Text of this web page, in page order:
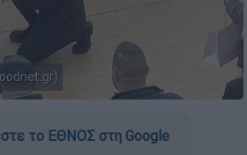
το ΕΘΝΟΣ στη Google